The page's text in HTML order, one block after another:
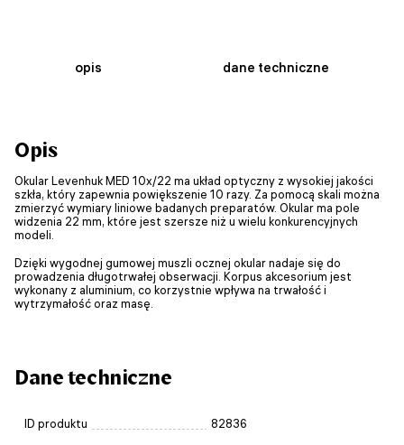
opis dane techniczne
Opis
Okular Levenhuk MED 10x/22 ma układ optyczny z wysokiej jakości
szkła, który zapewnia powiększenie 10 razy. Za pomocą skali można
zmierzyć wymiary liniowe badanych preparatów. Okular ma pole
widzenia 22 mm, które jest szersze niż u wielu konkurencyjnych
modeli.
Dzięki wygodnej gumowej muszli ocznej okular nadaje się do
prowadzenia długotrwałej obserwacji. Korpus akcesorium jest
wykonany z aluminium, co korzystnie wpływa na trwałość i
wytrzymałość oraz masę.
Dane techniczne
ID produktu 82836